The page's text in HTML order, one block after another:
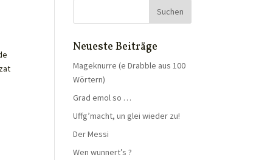
Neueste Beiträge
Mageknurre (e Drabble aus 100
Wörtern)
Grad emol so …
Uffg’macht, un glei wieder zu!
Der Messi
Wen wunnert’s ?